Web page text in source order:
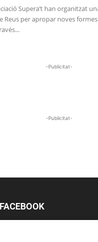
Supera’t han organitzat
Reus per apropar noves
-Publicitat-
-Publicitat-